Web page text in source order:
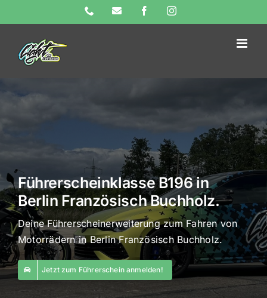
to
content
Phone E-
FacebookInstagram
Führerscheinklasse B196 in
Berlin Französisch Buchholz.
Deine Führerscheinerweiterung zum Fahren von
Motorrädern in Berlin Französisch Buchholz.
Jetzt zum Führerschein anmelden!